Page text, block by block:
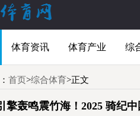
体育资讯 体育产业 综
首页>综合体育>正文
擎轰鸣震竹海！2025 骑纪